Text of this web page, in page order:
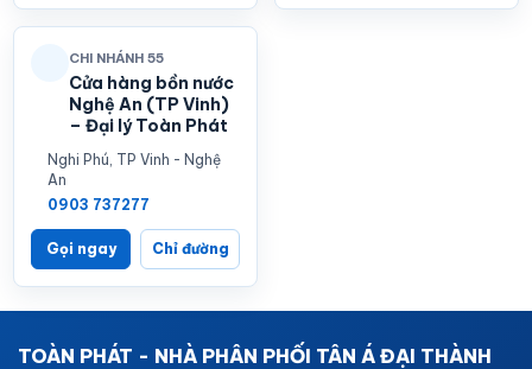
CHI NHÁNH 55
Cửa hàng bồn nước
Nghệ An (TP Vinh)
– Đại lý Toàn Phát
Nghi Phú, TP Vinh - Nghệ
An
0903 737277
Gọi ngay Chỉ đường
TOÀN PHÁT - NHÀ PHÂN PHỐI TÂN Á ĐẠI THÀNH